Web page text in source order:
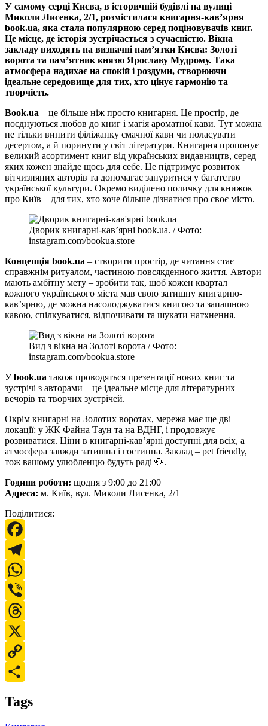
У самому серці Києва, в історичній будівлі на вулиці
Миколи Лисенка, 2/1, розмістилася книгарня-кав’ярня
book.ua, яка стала популярною серед поціновувачів книг.
Це місце, де історія зустрічається з сучасністю. Вікна
закладу виходять на визначні пам’ятки Києва: Золоті
ворота та пам’ятник князю Ярославу Мудрому. Така
атмосфера надихає на спокій і роздуми, створюючи
ідеальне середовище для тих, хто цінує гармонію та
творчість.
Book.ua – це більше ніж просто книгарня. Це простір, де
поєднуються любов до книг і магія ароматної кави. Тут можна
не тільки випити філіжанку смачної кави чи поласувати
десертом, а й поринути у світ літератури. Книгарня пропонує
великий асортимент книг від українських видавництв, серед
яких кожен знайде щось для себе. Це підтримує розвиток
вітчизняних авторів та допомагає зануритися у багатство
української культури. Окремо виділено поличку для книжок
про Київ – для тих, хто хоче більше дізнатися про своє місто.
Дворик книгарні-кав’ярні book.ua. / Фото:
instagram.com/bookua.store
Концепція book.ua – створити простір, де читання стає
справжнім ритуалом, частиною повсякденного життя. Автори
мають амбітну мету – зробити так, щоб кожен квартал
кожного українського міста мав свою затишну книгарню-
кав’ярню, де можна насолоджуватися книгою та запашною
кавою, спілкуватися, відпочивати та шукати натхнення.
Вид з вікна на Золоті ворота / Фото:
instagram.com/bookua.store
Уbook.ua також проводяться презентації нових книг та
зустрічі з авторами – це ідеальне місце для літературних
вечорів та творчих зустрічей.
Окрім книгарні на Золотих воротах, мережа має ще дві
локації: у ЖК Файна Таун та на ВДНГ, і продовжує
розвиватися. Ціни в книгарні-кав’ярні доступні для всіх, а
атмосфера завжди затишна і гостинна. Заклад – pet friendly,
тож вашому улюбленцю будуть раді 🐶.
Години роботи: щодня з 9:00 до 21:00
Адреса: м. Київ, вул. Миколи Лисенка, 2/1
Поділитися:
Facebook
Telegram
WhatsApp
Viber
Threads
X
Copy
Tags